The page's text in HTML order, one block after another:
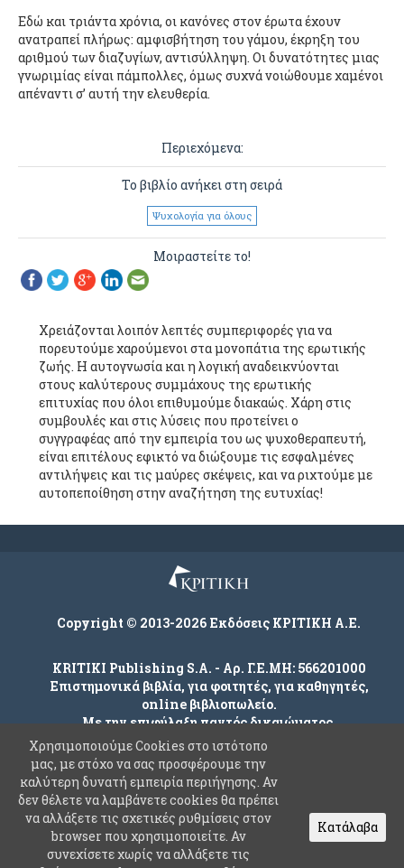
Εδώ και τριάντα χρόνια, οι κανόνες στον έρωτα έχουν
ανατραπεί πλήρως: αμφισβήτηση του γάμου, έκρηξη του
αριθμού των διαζυγίων, αντισύλληψη. Οι δυνατότητες μιας
γνωριμίας είναι πάμπολλες, όμως συχνά νοιώθουμε χαμένοι
απέναντι σ’ αυτή την ελευθερία.
Περιεχόμενα:
Το βιβλίο ανήκει στη σειρά
Ψυχολογία για όλους
Μοιραστείτε το!
Χρειάζονται λοιπόν λεπτές συμπεριφορές για να
πορευτούμε χαρούμενοι στα μονοπάτια της ερωτικής
ζωής. Η αυτογνωσία και η λογική αναδεικνύονται
στους καλύτερους συμμάχους της ερωτικής
επιτυχίας που όλοι επιθυμούμε διακαώς. Χάρη στις
συμβουλές και στις λύσεις που προτείνει ο
συγγραφέας από την εμπειρία του ως ψυχοθεραπευτή,
είναι επιτέλους εφικτό να διώξουμε τις εσφαλμένες
αντιλήψεις και τις μαύρες σκέψεις, και να ριχτούμε με
αυτοπεποίθηση στην αναζήτηση της ευτυχίας!
Copyright © 2013-2026 Εκδόσεις ΚΡΙΤΙΚΗ Α.Ε.
KRITIKI Publishing S.A. - Αρ. Γ.Ε.ΜΗ: 566201000
Επιστημονικά βιβλία, για φοιτητές, για καθηγητές,
online βιβλιοπωλείο.
Με την επιφύλαξη παντός δικαιώματος.
Company
Όροι χρήσης
Πολιτική Ασφαλείας Προσωπικών Δεδομένων
Χρησιμοποιούμε Cookies στο ιστότοπο
μας, με στόχο να σας προσφέρουμε την
καλύτερη δυνατή εμπειρία περιήγησης. Αν
δεν θέλετε να λαμβάνετε cookies θα πρέπει
να αλλάξετε τις σχετικές ρυθμίσεις στον
browser που χρησιμοποιείτε. Αν
συνεχίσετε χωρίς να αλλάξετε τις
Κατάλαβα